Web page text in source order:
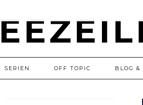
SERIEN OFF TOPIC BLOG &